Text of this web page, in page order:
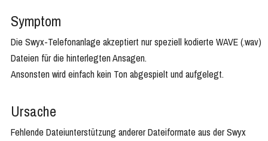
Symptom
Die Swyx-Telefonanlage akzeptiert nur speziell kodierte WAVE (.wav)
Dateien für die hinterlegten Ansagen.
Ansonsten wird einfach kein Ton abgespielt und aufgelegt.
Ursache
Fehlende Dateiunterstützung anderer Dateiformate aus der Swyx